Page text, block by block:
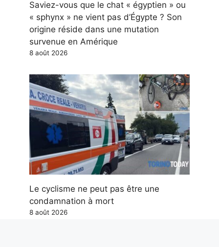
Saviez-vous que le chat « égyptien » ou
« sphynx » ne vient pas d’Égypte ? Son
origine réside dans une mutation
survenue en Amérique
8 août 2026
Le cyclisme ne peut pas être une
condamnation à mort
8 août 2026